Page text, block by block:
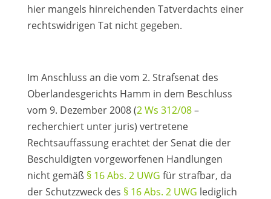
hier mangels hinreichenden Tatverdachts einer
rechtswidrigen Tat nicht gegeben.
Im Anschluss an die vom 2. Strafsenat des
Oberlandesgerichts Hamm in dem Beschluss
vom 9. Dezember 2008 (2 Ws 312/08–
recherchiert unter juris) vertretene
Rechtsauffassung erachtet der Senat die der
Beschuldigten vorgeworfenen Handlungen
nicht gemäß § 16 Abs. 2 UWG für strafbar, da
der Schutzzweck des § 16 Abs. 2 UWG lediglich